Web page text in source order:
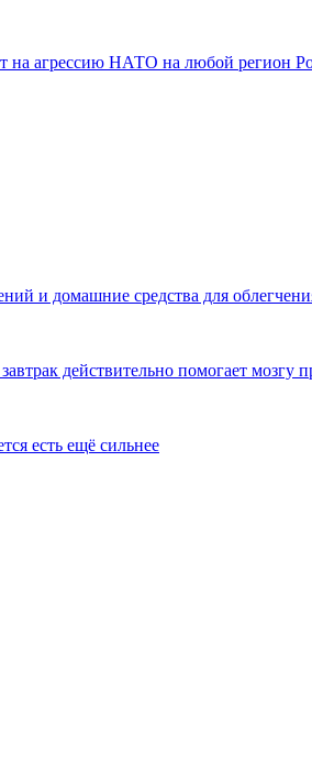
на агрессию НАТО на любой регион
и домашние средства для
действительно помогает мозгу
есть ещё сильнее